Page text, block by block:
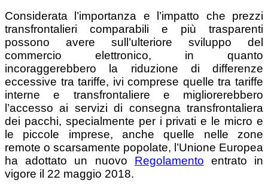
Considerata l’importanza e l’impatto che prezzi
transfrontalieri comparabili e più trasparenti
possono avere sull’ulteriore sviluppo del
commercio elettronico, in quanto
incoraggerebbero la riduzione di differenze
eccessive tra tariffe, ivi comprese quelle tra tariffe
interne e transfrontaliere e migliorerebbero
l’accesso ai servizi di consegna transfrontaliera
dei pacchi, specialmente per i privati e le micro e
le piccole imprese, anche quelle nelle zone
remote o scarsamente popolate, l’Unione Europea
ha adottato un nuovo Regolamento entrato in
vigore il 22 maggio 2018.